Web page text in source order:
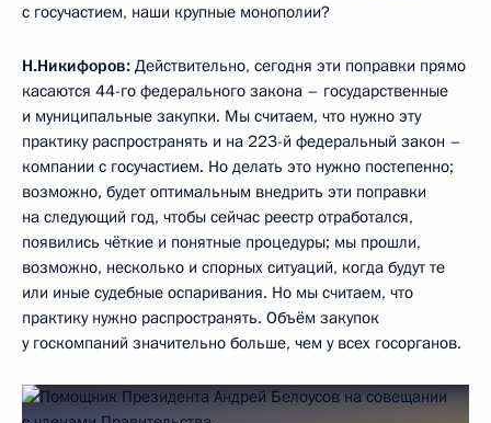
с госучастием, наши крупные монополии?
Н.Никифоров: Действительно, сегодня эти поправки прямо
касаются 44-го федерального закона – государственные
и муниципальные закупки. Мы считаем, что нужно эту
практику распространять и на 223-й федеральный закон –
компании с госучастием. Но делать это нужно постепенно;
возможно, будет оптимальным внедрить эти поправки
на следующий год, чтобы сейчас реестр отработался,
появились чёткие и понятные процедуры; мы прошли,
возможно, несколько и спорных ситуаций, когда будут те
или иные судебные оспаривания. Но мы считаем, что
практику нужно распространять. Объём закупок
у госкомпаний значительно больше, чем у всех госорганов.